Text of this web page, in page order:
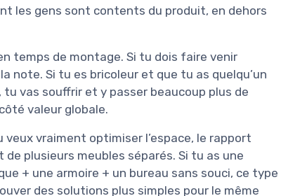
les gens sont contents du produit, en dehors
temps de montage. Si tu dois faire venir
note. Si tu es bricoleur et que tu as quelqu’un
vas souffrir et y passer beaucoup plus de
valeur globale.
vraiment optimiser l’espace, le rapport
plusieurs meubles séparés. Si tu as une
+ une armoire + un bureau sans souci, ce type
des solutions plus simples pour le même